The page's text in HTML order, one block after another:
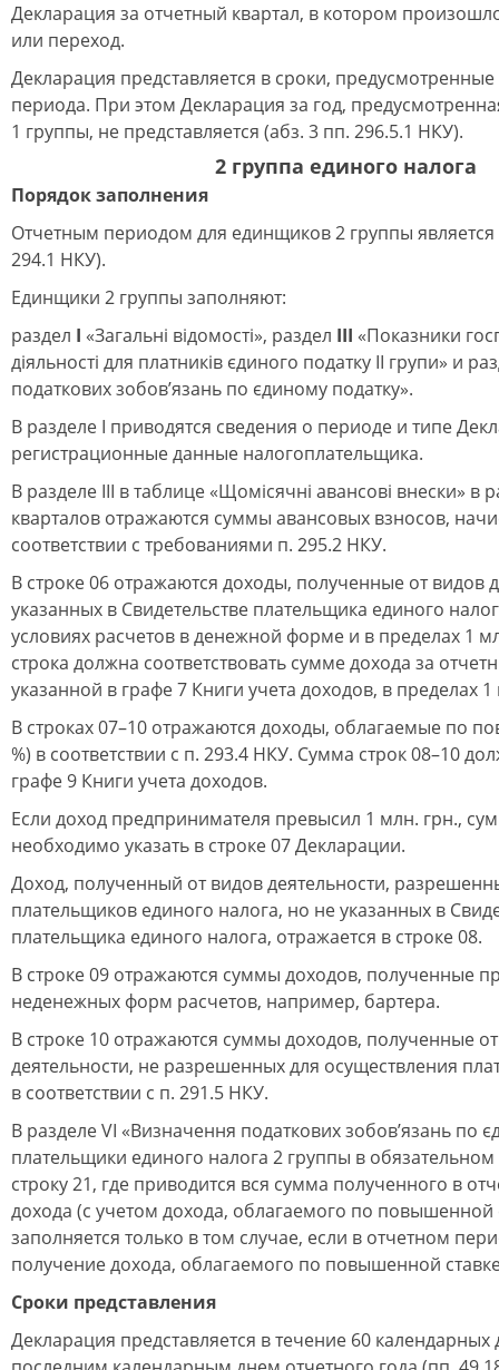
Декларация за отчетный квартал, в котором
или переход.
Декларация представляется в сроки, предусмотренные
периода. При этом Декларация за год,
1 группы, не представляется (абз. 3 пп. 296.5.1 НКУ).
2 группа единого налога
Порядок заполнения
Отчетным периодом для единщиков 2 группы
294.1 НКУ).
Единщики 2 группы заполняют:
раздел І «Загальні відомості», раздел ІІІ «Показники
діяльності для платників єдиного податку ІІ групи» и
податкових зобов’язань по єдиному податку».
В разделе І приводятся сведения о периоде и типе
регистрационные данные налогоплательщика.
В разделе ІІІ в таблице «Щомісячні авансові внески» в
кварталов отражаются суммы авансовых взносов,
соответствии с требованиями п. 295.2 НКУ.
В строке 06 отражаются доходы, полученные от видов
указанных в Свидетельстве плательщика единого
условиях расчетов в денежной форме и в пределах 1
строка должна соответствовать сумме дохода за
указанной в графе 7 Книги учета доходов, в пределах
В строках 07–10 отражаются доходы, облагаемые по
%) в соответствии с п. 293.4 НКУ. Сумма строк 08–10
графе 9 Книги учета доходов.
Если доход предпринимателя превысил 1 млн. грн.,
необходимо указать в строке 07 Декларации.
Доход, полученный от видов деятельности,
плательщиков единого налога, но не указанных в
плательщика единого налога, отражается в строке 08.
В строке 09 отражаются суммы доходов, полученные
неденежных форм расчетов, например, бартера.
В строке 10 отражаются суммы доходов, полученные
деятельности, не разрешенных для осуществления
в соответствии с п. 291.5 НКУ.
В разделе VI «Визначення податкових зобов’язань по
плательщики единого налога 2 группы в
строку 21, где приводится вся сумма полученного в
дохода (с учетом дохода, облагаемого по повышенной
заполняется только в том случае, если в отчетном
получение дохода, облагаемого по повышенной
Сроки представления
Декларация представляется в течение 60